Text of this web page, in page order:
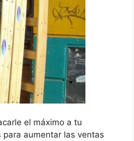
el máximo a tu
aumentar las ventas